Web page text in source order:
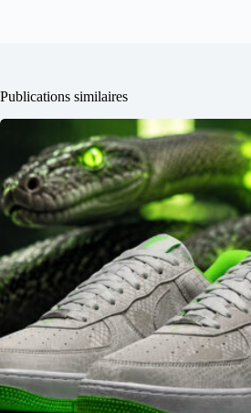
Publications similaires